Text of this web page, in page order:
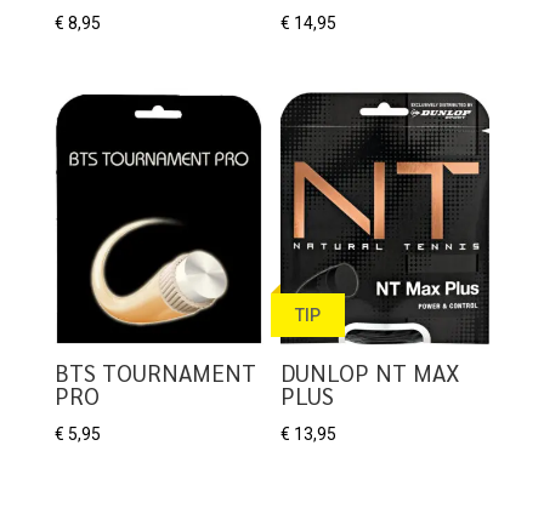
€ 8,95 € 14,95
BTS TOURNAMENT
PRO
€ 5,95
TIP
DUNLOP NT MAX
PLUS
€ 13,95